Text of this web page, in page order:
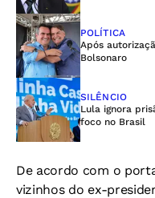
POLÍTICA
Após
Bolsonaro
SILÊNCIO
Lula ignora
foco no Brasil
De acordo com o
vizinhos do ex-